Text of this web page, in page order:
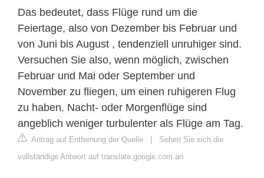
Das bedeutet, dass Flüge rund um die
Feiertage, also von Dezember bis Februar und
von Juni bis August , tendenziell unruhiger sind.
Versuchen Sie also, wenn möglich, zwischen
Februar und Mai oder September und
November zu fliegen, um einen ruhigeren Flug
zu haben. Nacht- oder Morgenflüge sind
angeblich weniger turbulenter als Flüge am Tag.
Antrag auf Entfernung der Quelle | Sehen Sie sich die
vollständige Antwort auf translate.google.com an